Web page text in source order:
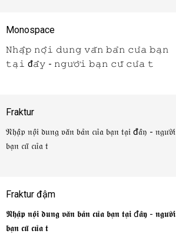
Monospace
𝙽𝚑𝚊̣̂𝚙 𝚗𝚘̣̂𝚒 𝚍𝚞𝚗𝚐 𝚟𝚊̆𝚗 𝚋𝚊̉𝚗 𝚌𝚞̉𝚊 𝚋𝚊̣𝚗
𝚝𝚊̣𝚒 đ𝚊̂𝚢 - 𝚗𝚐𝚞̛𝚘̛̀𝚒 𝚋𝚊̣𝚗 𝚌𝚞̃ 𝚌𝚞̉𝚊 𝚝𝚘̂𝚒!
Fraktur
𝔑𝔥𝔞̣̂𝔭 𝔫𝔬̣̂𝔦 𝔡𝔲𝔫𝔤 𝔳𝔞̆𝔫 𝔟𝔞̉𝔫 𝔠𝔲̉𝔞 𝔟𝔞̣𝔫 𝔱𝔞̣𝔦 đ𝔞̂𝔶 - 𝔫𝔤𝔲̛𝔬̛̀𝔦
𝔟𝔞̣𝔫 𝔠𝔲̃ 𝔠𝔲̉𝔞 𝔱𝔬̂𝔦!
Fraktur đậm
𝕹𝖍𝖆̣̂𝖕 𝖓𝖔̣̂𝖎 𝖉𝖚𝖓𝖌 𝖛𝖆̆𝖓 𝖇𝖆̉𝖓 𝖈𝖚̉𝖆 𝖇𝖆̣𝖓 𝖙𝖆̣𝖎 đ𝖆̂𝖞 - 𝖓𝖌𝖚̛𝖔̛̀𝖎
𝖇𝖆̣𝖓 𝖈𝖚̃ 𝖈𝖚̉𝖆 𝖙𝖔̂𝖎!